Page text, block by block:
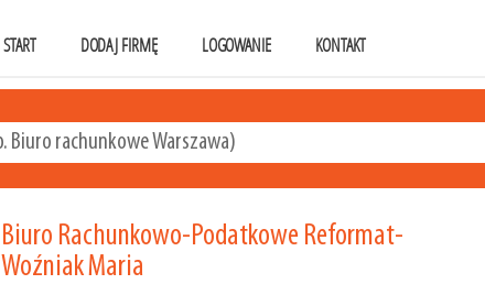
START DODAJ FIRMĘ LOGOWANIE KONTAKT
Biuro Rachunkowo-Podatkowe Reformat-
Woźniak Maria